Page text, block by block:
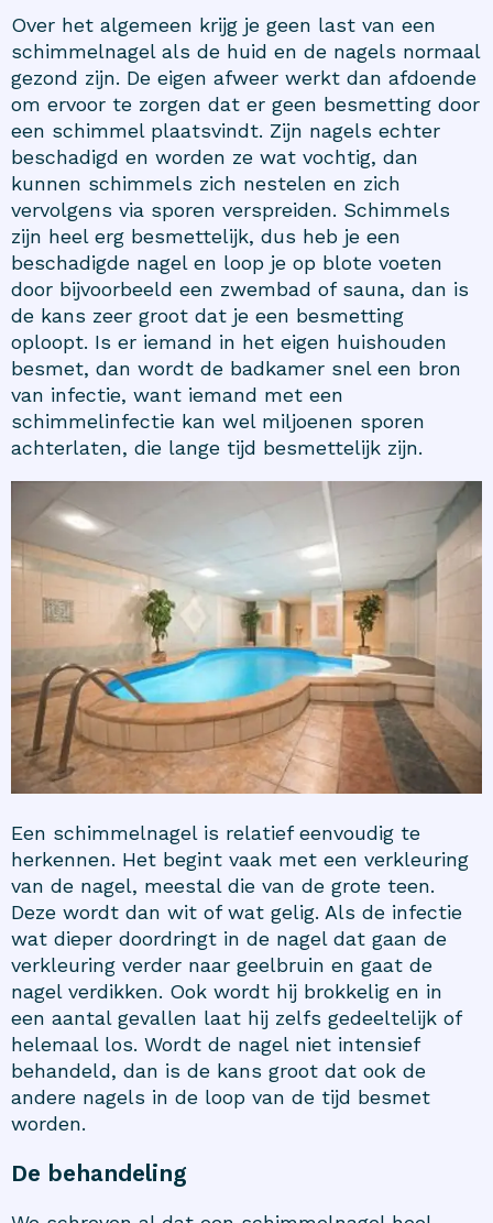
Over het algemeen krijg je geen last van een
schimmelnagel als de huid en de nagels normaal
gezond zijn. De eigen afweer werkt dan afdoende
om ervoor te zorgen dat er geen besmetting door
een schimmel plaatsvindt. Zijn nagels echter
beschadigd en worden ze wat vochtig, dan
kunnen schimmels zich nestelen en zich
vervolgens via sporen verspreiden. Schimmels
zijn heel erg besmettelijk, dus heb je een
beschadigde nagel en loop je op blote voeten
door bijvoorbeeld een zwembad of sauna, dan is
de kans zeer groot dat je een besmetting
oploopt. Is er iemand in het eigen huishouden
besmet, dan wordt de badkamer snel een bron
van infectie, want iemand met een
schimmelinfectie kan wel miljoenen sporen
achterlaten, die lange tijd besmettelijk zijn.
Een schimmelnagel is relatief eenvoudig te
herkennen. Het begint vaak met een verkleuring
van de nagel, meestal die van de grote teen.
Deze wordt dan wit of wat gelig. Als de infectie
wat dieper doordringt in de nagel dat gaan de
verkleuring verder naar geelbruin en gaat de
nagel verdikken. Ook wordt hij brokkelig en in
een aantal gevallen laat hij zelfs gedeeltelijk of
helemaal los. Wordt de nagel niet intensief
behandeld, dan is de kans groot dat ook de
andere nagels in de loop van de tijd besmet
worden.
De behandeling